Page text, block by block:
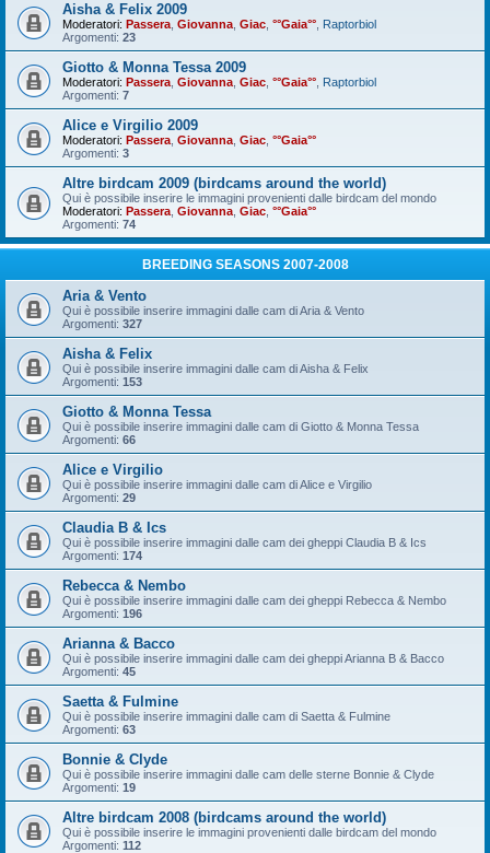
Aisha & Felix 2009
Moderatori: Passera Giovanna Giac °°Gaia°° Raptorbiol
Argomenti: 23
Giotto & Monna Tessa 2009
Moderatori: Passera Giovanna Giac °°Gaia°° Raptorbiol
Argomenti: 7
Alice e Virgilio 2009
Moderatori: Passera Giovanna Giac °°Gaia°°
Argomenti: 3
Altre birdcam 2009 (birdcams around the world)
Qui è possibile inserire le immagini provenienti dalle birdcam del mondo
Moderatori: Passera Giovanna Giac °°Gaia°°
Argomenti: 74
BREEDING SEASONS 2007-2008
Aria & Vento
Qui è possibile inserire immagini dalle cam di Aria & Vento
Argomenti: 327
Aisha & Felix
Qui è possibile inserire immagini dalle cam di Aisha & Felix
Argomenti: 153
Giotto & Monna Tessa
Qui è possibile inserire immagini dalle cam di Giotto & Monna Tessa
Argomenti: 66
Alice e Virgilio
Qui è possibile inserire immagini dalle cam di Alice e Virgilio
Argomenti: 29
Claudia B & Ics
Qui è possibile inserire immagini dalle cam dei gheppi Claudia B & Ics
Argomenti: 174
Rebecca & Nembo
Qui è possibile inserire immagini dalle cam dei gheppi Rebecca & Nembo
Argomenti: 196
Arianna & Bacco
Qui è possibile inserire immagini dalle cam dei gheppi Arianna B & Bacco
Argomenti: 45
Saetta & Fulmine
Qui è possibile inserire immagini dalle cam di Saetta & Fulmine
Argomenti: 63
Bonnie & Clyde
Qui è possibile inserire immagini dalle cam delle sterne Bonnie & Clyde
Argomenti: 19
Altre birdcam 2008 (birdcams around the world)
Qui è possibile inserire le immagini provenienti dalle birdcam del mondo
Argomenti: 112